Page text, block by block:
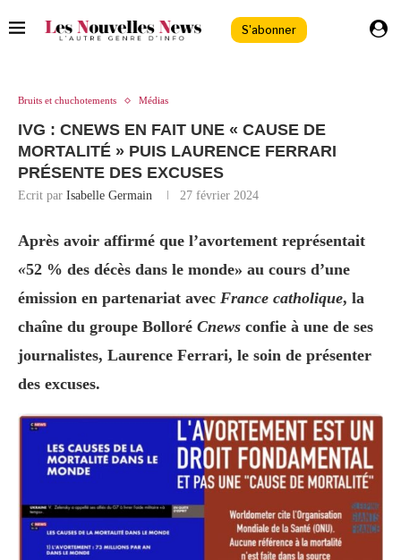
S'abonner
Bruits et chuchotements Médias
IVG : CNEWS EN FAIT UNE « CAUSE DE
MORTALITÉ » PUIS LAURENCE FERRARI
PRÉSENTE DES EXCUSES
Ecrit par Isabelle Germain 27 février 2024
Après avoir affirmé que l’avortement représentait
«52 % des décès dans le monde» au cours d’une
émission en partenariat avec France catholique, la
chaîne du groupe Bolloré Cnews confie à une de ses
journalistes, Laurence Ferrari, le soin de présenter
des excuses.